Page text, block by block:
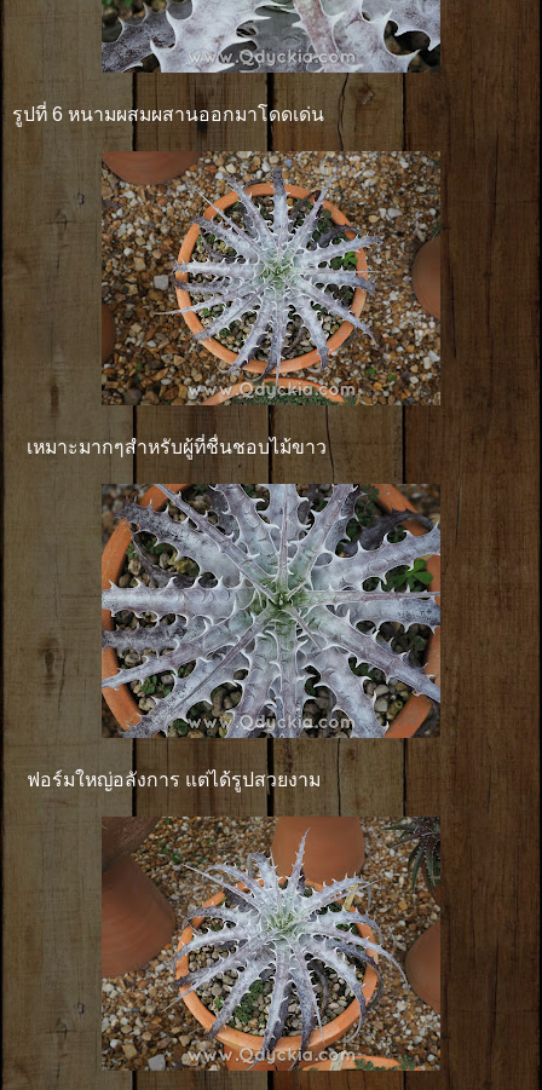
รูปที่ 6 หนามผสมผสานออกมาโดดเด่น
เหมาะมากๆสำหรับผู้ที่ชื่นชอบไม้ขาว
ฟอร์มใหญ่อลังการ แต่ได้รูปสวยงาม